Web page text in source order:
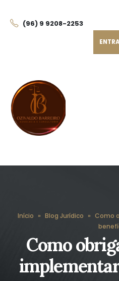
(96) 9 9208-2253
Início » Blog Jurídico » Como
Como